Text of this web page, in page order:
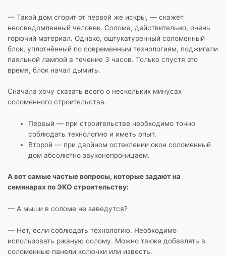
— Такой дом сгорит от первой же искры, — скажет
неосведомленный человек. Солома, действительно, очень
горючий материал. Однако, оштукатуренный соломенный
блок, уплотнённый по современным технологиям, поджигали
паяльной лампой в течение 3 часов. Только спустя это
время, блок начал дымить.
Сначала хочу сказать всего о нескольких минусах
соломенного строительства.
Первый — при строительстве необходимо точно
соблюдать технологию и иметь опыт.
Второй — при двойном остеклении окон соломенный
дом абсолютно звуконепроницаем.
А вот самые частые вопросы, которые задают на
семинарах по ЭКО строительству:
— А мыши в соломе не заведутся?
— Нет, если соблюдать технологию. Необходимо
использовать ржаную солому. Можно также добавлять в
соломенные панели колючки или известь.